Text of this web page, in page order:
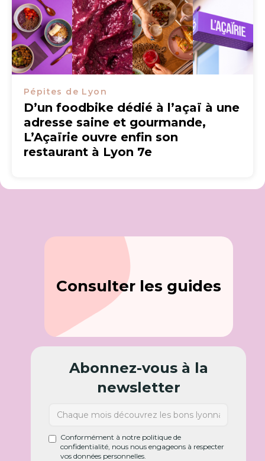
Pépites de Lyon
D’un foodbike dédié à l’açaï à une
adresse saine et gourmande,
L’Açaïrie ouvre enfin son
restaurant à Lyon 7e
Consulter les guides
Abonnez-vous à la
newsletter
Conformément à notre politique de
confidentialité, nous nous engageons à respecter
vos données personnelles.